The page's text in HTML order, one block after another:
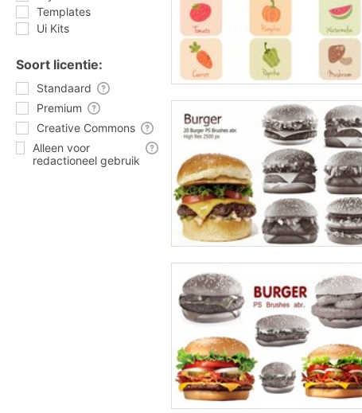
Templates
Ui Kits
Soort licentie:
Standaard
Premium
Creative Commons
Alleen voor
redactioneel gebruik